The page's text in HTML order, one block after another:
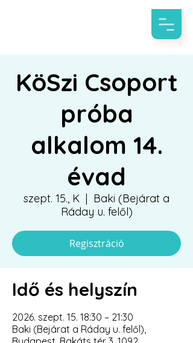
KöSzi Csoport
próba
alkalom 14.
évad
szept. 15., K
  |
Baki (Bejárat a
Ráday u. felől)
Regisztráció
Idő és helyszín
2026. szept. 15. 18:30 – 21:30
Baki (Bejárat a Ráday u. felől),